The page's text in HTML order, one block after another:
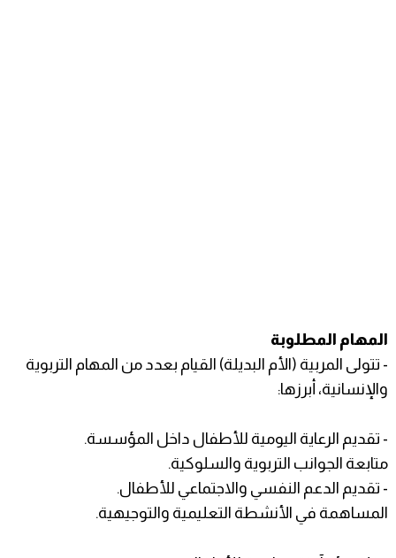
المهام المطلوبة
- تتولى المربية (الأم البديلة) القيام بعدد من المهام التربوية
والإنسانية، أبرزها:
- تقديم الرعاية اليومية للأطفال داخل المؤسسة.
متابعة الجوانب التربوية والسلوكية.
- تقديم الدعم النفسي والاجتماعي للأطفال.
المساهمة في الأنشطة التعليمية والتوجيهية.